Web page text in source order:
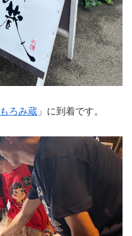
もろみ蔵 」に到着です。